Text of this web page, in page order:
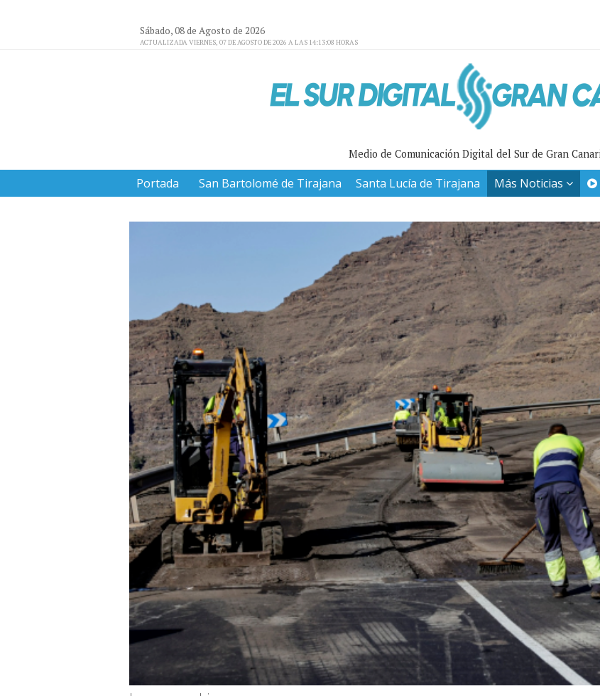
Sábado, 08 de Agosto de 2026
ACTUALIZADA VIERNES, 07 DE AGOSTO DE 2026 A LAS 14:13:08 HORAS
Medio de Comunicación Digital del Sur de Gran
Portada San Bartolomé de Tirajana Santa Lucía de Tirajana Más Noticias